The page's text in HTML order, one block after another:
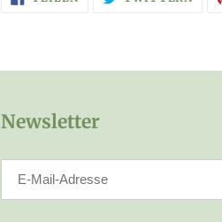
FACEBOOK
Newsletter